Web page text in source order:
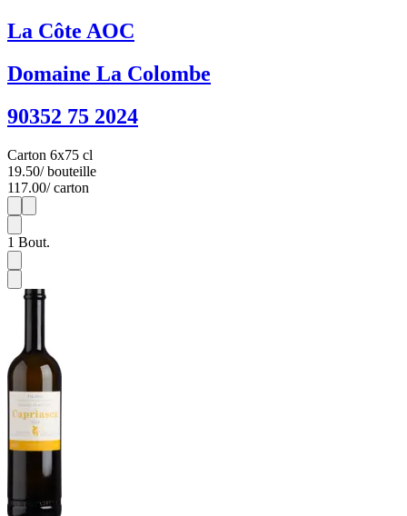
La Côte AOC
Domaine La Colombe
90352 75 2024
Carton 6x75 cl
19.50/ bouteille
117.00/ carton
1
1 Bout.